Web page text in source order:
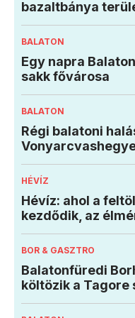
bazaltbánya
BALATON
Egy napra
sakk fővárosa
BALATON
Régi balatoni
HÉVÍZ
Hévíz: ahol a
kezdődik, az
BOR & GASZTRO
Balatonfüredi
költözik a Tagore